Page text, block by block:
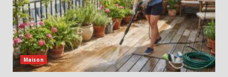
Maison